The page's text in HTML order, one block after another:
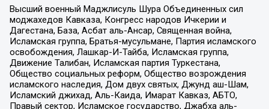
Высший военный Маджлисуль Шура Объединенных сил
моджахедов Кавказа, Конгресс народов Ичкерии и
Дагестана, База, Асбат аль-Ансар, Священная война,
Исламская группа, Братья-мусульмане, Партия исламского
освобождения, Лашкар-И-Тайба, Исламская группа,
Движение Талибан, Исламская партия Туркестана,
Общество социальных реформ, Общество возрождения
исламского наследия, Дом двух святых, Джунд аш-Шам,
Исламский джихад, Аль-Каида, Имарат Кавказ, АБТО,
Правый сектор, Исламское государство, Джабха аль-